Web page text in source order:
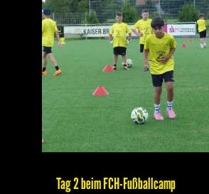
Tag 2 beim FCH-Fußballcamp